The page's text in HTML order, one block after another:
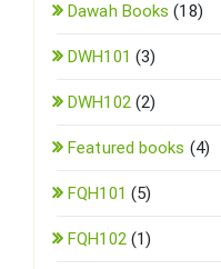
Dawah Books (18)
DWH101 (3)
DWH102(2)
Featured books (4)
FQH101 (5)
FQH102(1)